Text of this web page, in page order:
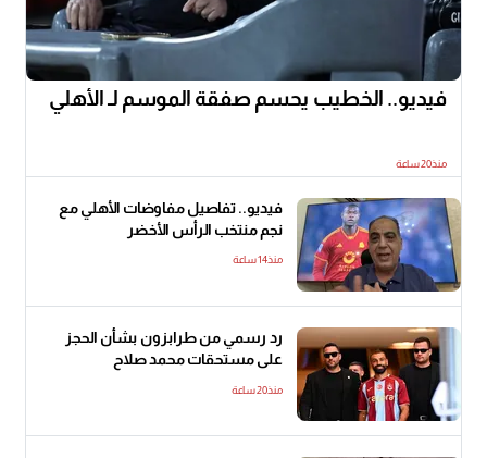
فيديو.. الخطيب يحسم صفقة الموسم لـ الأهلي
منذ20 ساعة
فيديو.. تفاصيل مفاوضات الأهلي مع
نجم منتخب الرأس الأخضر
منذ14 ساعة
رد رسمي من طرابزون بشأن الحجز
على مستحقات محمد صلاح
منذ20 ساعة